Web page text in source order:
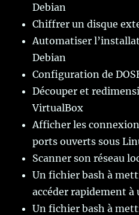
Debian
Chiffrer un disque
Automatiser
Debian
Configuration de
Découper et
VirtualBox
Afficher les
ports ouverts sous
Scanner son réseau
Un fichier bash à
accéder rapidement à
Un fichier bash à